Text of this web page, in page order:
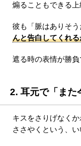
煽ることもできる上
彼も「脈はありそう
んと告白してくれ
遮る時の表情が勝負
2. 耳元で「また
キスをさりげなく
ささやくという、